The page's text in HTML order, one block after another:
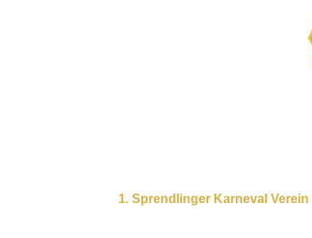
1. Sprendlinger Karneval Verein